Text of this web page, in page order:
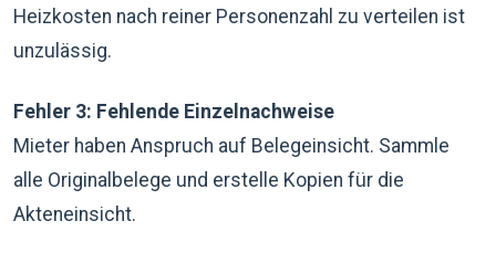
Heizkosten nach reiner Personenzahl zu verteilen ist
unzulässig.
Fehler 3: Fehlende Einzelnachweise
Mieter haben Anspruch auf Belegeinsicht. Sammle
alle Originalbelege und erstelle Kopien für die
Akteneinsicht.